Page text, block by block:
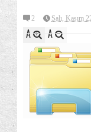
2 Salı, Kasım
A A